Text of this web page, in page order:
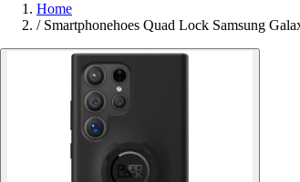
Home
/ Smartphonehoes Quad Lock Samsung